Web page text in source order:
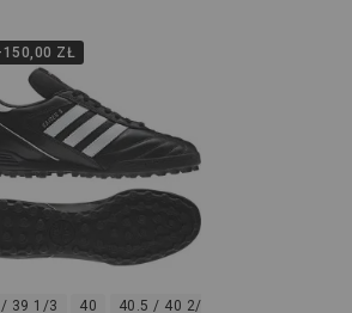
150,00 ZŁ
39 1/3 40 40.5 / 40 2/3